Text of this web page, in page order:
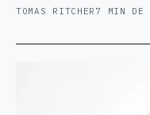
TOMAS RITCHER 7 MIN DE